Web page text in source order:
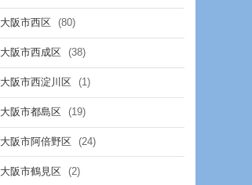
大阪市西区 (80)
大阪市西成区 (38)
大阪市西淀川区 (1)
大阪市都島区 (19)
大阪市阿倍野区 (24)
大阪市鶴見区 (2)